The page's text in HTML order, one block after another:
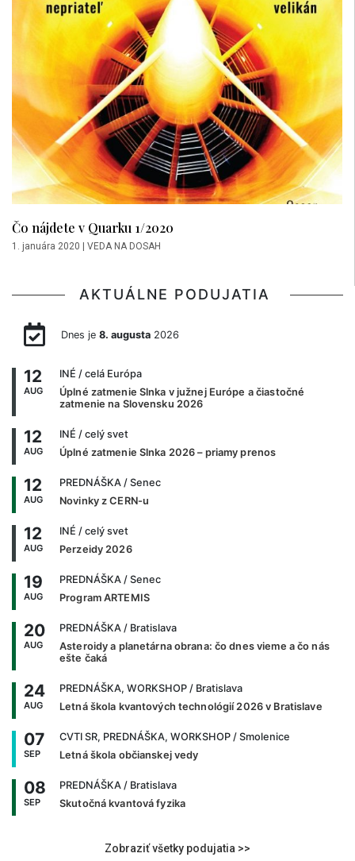
Čo nájdete v Quarku 1/2020
1. januára 2020 | VEDA NA DOSAH
AKTUÁLNE PODUJATIA
Dnes je 8. augusta2026
12
AUG
INÉ / celá Európa
Úplné zatmenie Slnka v južnej Európe a čiastočné
zatmenie na Slovensku 2026
12
AUG
INÉ / celý svet
Úplné zatmenie Slnka 2026 – priamy prenos
12
AUG
PREDNÁŠKA / Senec
Novinky z CERN-u
12
AUG
INÉ / celý svet
Perzeidy 2026
19
AUG
PREDNÁŠKA / Senec
Program ARTEMIS
20
AUG
PREDNÁŠKA / Bratislava
Asteroidy a planetárna obrana: čo dnes vieme a čo nás
ešte čaká
24
AUG
PREDNÁŠKA, WORKSHOP / Bratislava
Letná škola kvantových technológií 2026 v Bratislave
07
SEP
CVTI SR, PREDNÁŠKA, WORKSHOP / Smolenice
Letná škola občianskej vedy
08
SEP
PREDNÁŠKA / Bratislava
Skutočná kvantová fyzika
Zobraziť všetky podujatia >>